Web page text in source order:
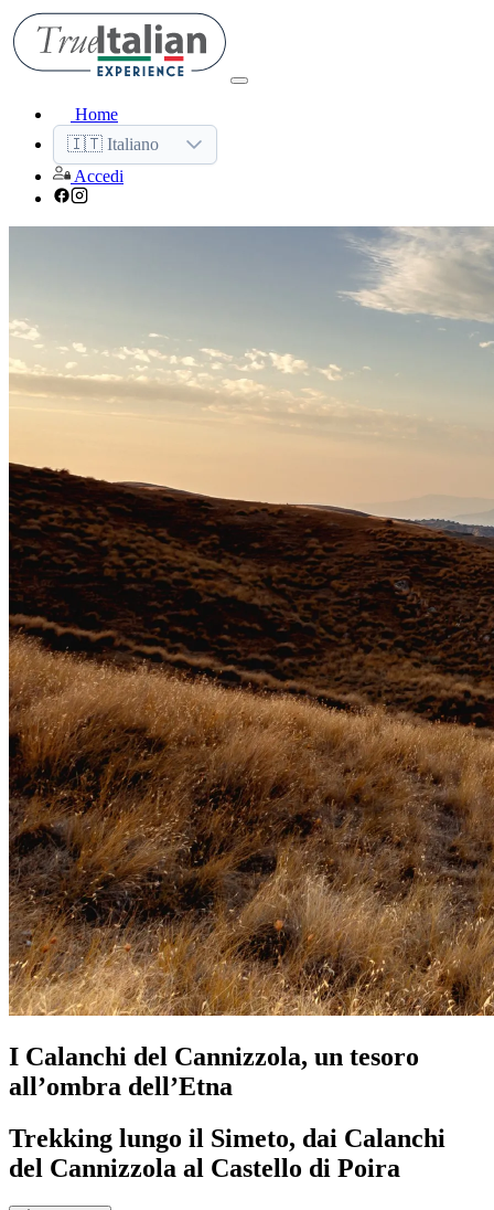
Home
🇮🇹 Italiano
Accedi
I Calanchi del Cannizzola, un tesoro
all’ombra dell’Etna
Trekking lungo il Simeto, dai Calanchi
del Cannizzola al Castello di Poira